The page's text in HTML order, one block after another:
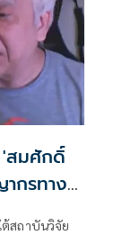
'สมศักดิ์
สถาบันวิจัย